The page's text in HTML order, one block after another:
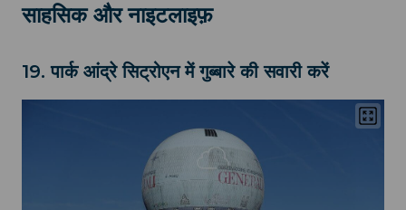
साहसिक और नाइटलाइफ़
19. पार्क आंद्रे सिट्रोएन में गुब्बारे की सवारी करें